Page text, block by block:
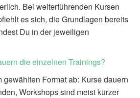
Bei weiterführenden Kursen
es sich, die Grundlagen bereits
Du in der jeweiligen
die einzelnen Trainings?
gewählten Format ab: Kurse dauern
Workshops sind meist kürzer